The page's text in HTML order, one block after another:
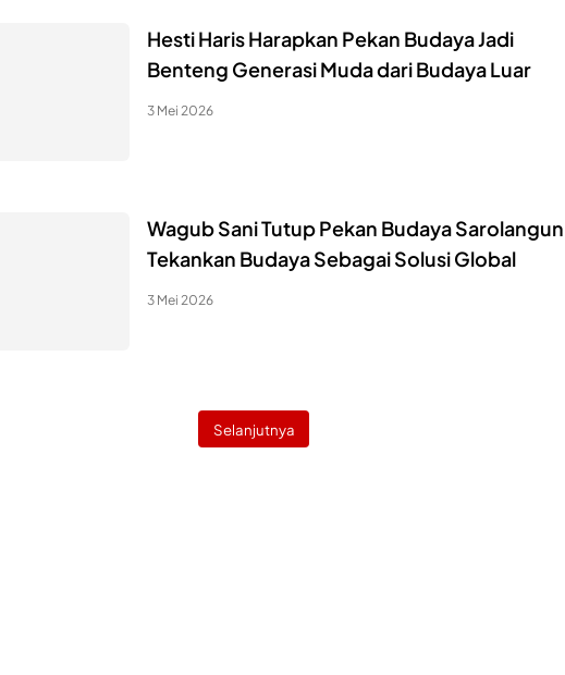
Hesti Haris Harapkan Pekan Budaya Jadi
Benteng Generasi Muda dari Budaya Luar
3 Mei 2026
Wagub Sani Tutup Pekan Budaya
Tekankan Budaya Sebagai Solusi Global
3 Mei 2026
Selanjutnya